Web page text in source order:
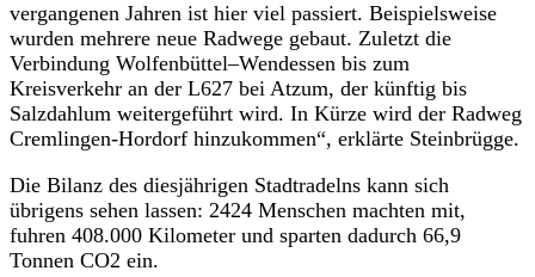
vergangenen Jahren ist hier viel passiert. Beispielsweise
wurden mehrere neue Radwege gebaut. Zuletzt die
Verbindung Wolfenbüttel–Wendessen bis zum
Kreisverkehr an der L627 bei Atzum, der künftig bis
Salzdahlum weitergeführt wird. In Kürze wird der Radweg
Cremlingen-Hordorf hinzukommen“, erklärte Steinbrügge.
Die Bilanz des diesjährigen Stadtradelns kann sich
übrigens sehen lassen: 2424 Menschen machten mit,
fuhren 408.000 Kilometer und sparten dadurch 66,9
Tonnen CO2 ein.